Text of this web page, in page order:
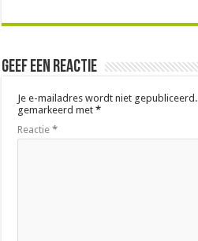
Geef een reactie
Je e-mailadres wordt niet gepubliceerd.
gemarkeerd met*
Reactie*